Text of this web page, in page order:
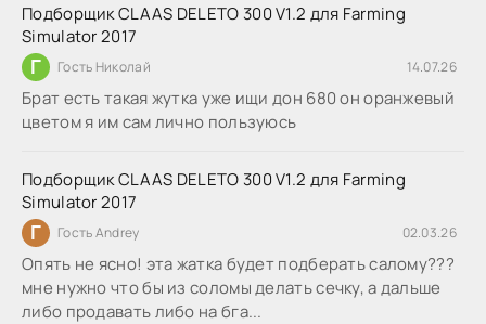
Подборщик CLAAS DELETO 300 V1.2 для Farming
Simulator 2017
Г Гость Николай 14.07.26
Брат есть такая жутка уже ищи дон 680 он оранжевый
цветом я им сам лично пользуюсь
Подборщик CLAAS DELETO 300 V1.2 для Farming
Simulator 2017
Г Гость Andrey 02.03.26
Опять не ясно! эта жатка будет подберать салому???
мне нужно что бы из соломы делать сечку, а дальше
либо продавать либо на бга...